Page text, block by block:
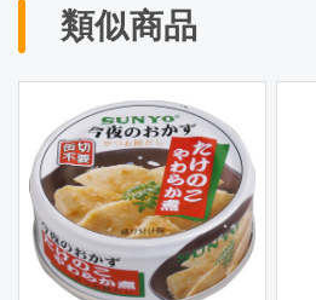
類似商品